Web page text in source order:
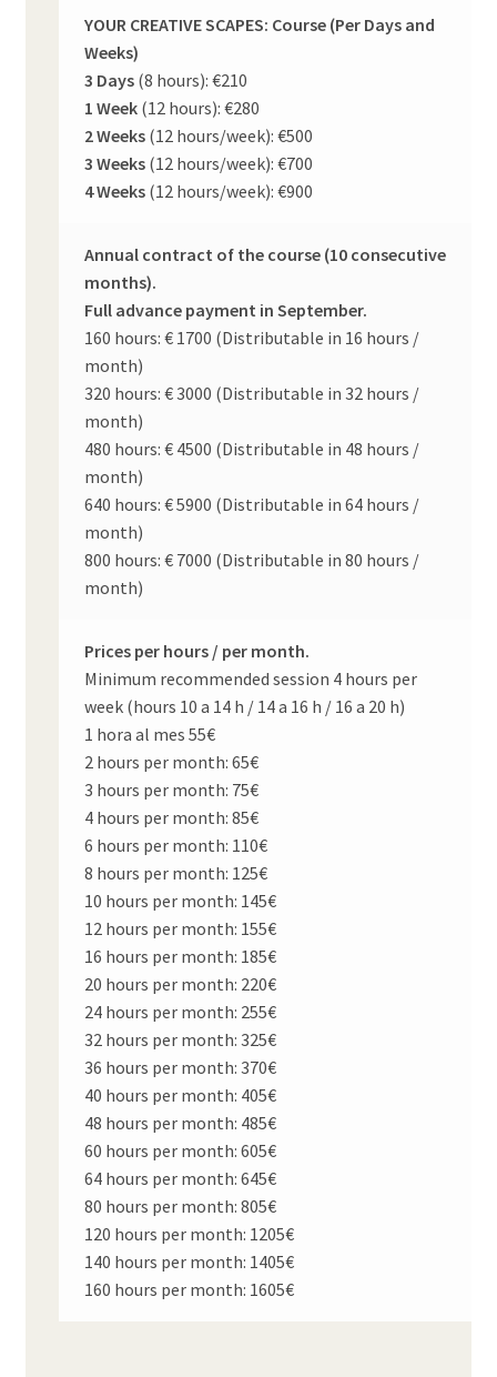
YOUR CREATIVE SCAPES: Course (Per Days and
Weeks)
3 Days(8 hours): €210
1 Week(12 hours): €280
2 Weeks(12 hours/week): €500
3 Weeks(12 hours/week): €700
4 Weeks(12 hours/week): €900
Annual contract of the course (10 consecutive
months).
Full advance payment in September.
160 hours: € 1700 (Distributable in 16 hours /
month)
320 hours: € 3000 (Distributable in 32 hours /
month)
480 hours: € 4500 (Distributable in 48 hours /
month)
640 hours: € 5900 (Distributable in 64 hours /
month)
800 hours: € 7000 (Distributable in 80 hours /
month)
Prices per hours / per month.
Minimum recommended session 4 hours per
week (hours 10 a 14 h / 14 a 16 h / 16 a 20 h)
1 hora al mes 55€
2 hours per month: 65€
3 hours per month: 75€
4 hours per month: 85€
6 hours per month: 110€
8 hours per month: 125€
10 hours per month: 145€
12 hours per month: 155€
16 hours per month: 185€
20 hours per month: 220€
24 hours per month: 255€
32 hours per month: 325€
36 hours per month: 370€
40 hours per month: 405€
48 hours per month: 485€
60 hours per month: 605€
64 hours per month: 645€
80 hours per month: 805€
120 hours per month: 1205€
140 hours per month: 1405€
160 hours per month: 1605€